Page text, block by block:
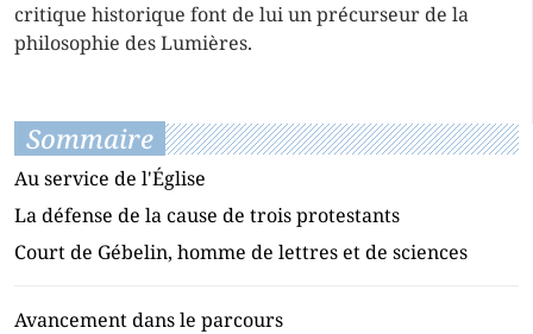
critique historique font de lui un précurseur de la
philosophie des Lumières.
Sommaire
Au service de l'Église
La défense de la cause de trois protestants
Court de Gébelin, homme de lettres et de sciences
Avancement dans le parcours